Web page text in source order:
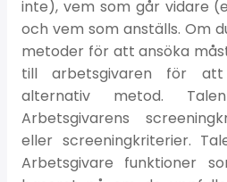
inte), vem som går vidare
och vem som anställs. Om
metoder för att ansöka
till arbetsgivaren för
alternativ metod.
Arbetsgivarens
eller screeningkriterier.
Arbetsgivare funktioner